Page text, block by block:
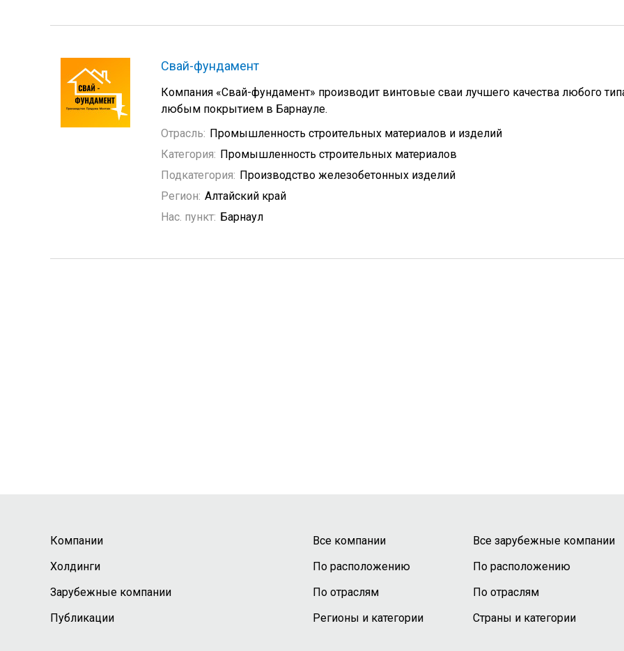
Свай-фундамент
Компания «Свай-фундамент» производит винтовые сваи лучшего качества любого
любым покрытием в Барнауле.
Отрасль: Промышленность строительных материалов и изделий
Категория: Промышленность строительных материалов
Подкатегория: Производство железобетонных изделий
Регион: Алтайский край
Нас. пункт: Барнаул
Компании
Холдинги
Зарубежные компании
Публикации
Все компании
По расположению
По отраслям
Регионы и категории
Все зарубежные компании
По расположению
По отраслям
Страны и категории